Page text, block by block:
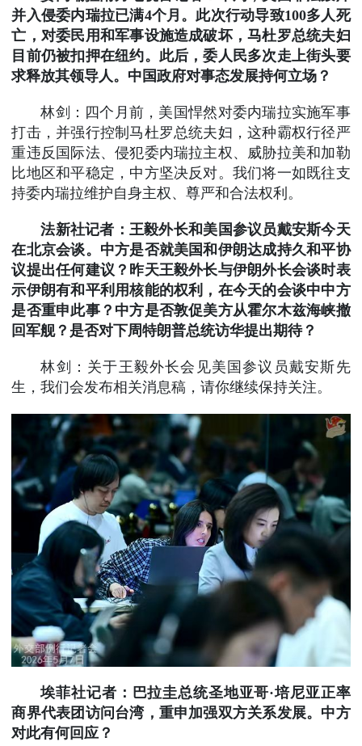
并入侵委内瑞拉已满4个月。此次行动导致100多人死
亡，对委民用和军事设施造成破坏，马杜罗总统夫妇
目前仍被扣押在纽约。此后，委人民多次走上街头要
求释放其领导人。中国政府对事态发展持何立场？
林剑：四个月前，美国悍然对委内瑞拉实施军事
打击，并强行控制马杜罗总统夫妇，这种霸权行径严
重违反国际法、侵犯委内瑞拉主权、威胁拉美和加勒
比地区和平稳定，中方坚决反对。我们将一如既往支
持委内瑞拉维护自身主权、尊严和合法权利。
法新社记者：王毅外长和美国参议员戴安斯今天
在北京会谈。中方是否就美国和伊朗达成持久和平协
议提出任何建议？昨天王毅外长与伊朗外长会谈时表
示伊朗有和平利用核能的权利，在今天的会谈中中方
是否重申此事？中方是否敦促美方从霍尔木兹海峡撤
回军舰？是否对下周特朗普总统访华提出期待？
林剑：关于王毅外长会见美国参议员戴安斯先
生，我们会发布相关消息稿，请你继续保持关注。
埃菲社记者：巴拉圭总统圣地亚哥·培尼亚正率
商界代表团访问台湾，重申加强双方关系发展。中方
对此有何回应？